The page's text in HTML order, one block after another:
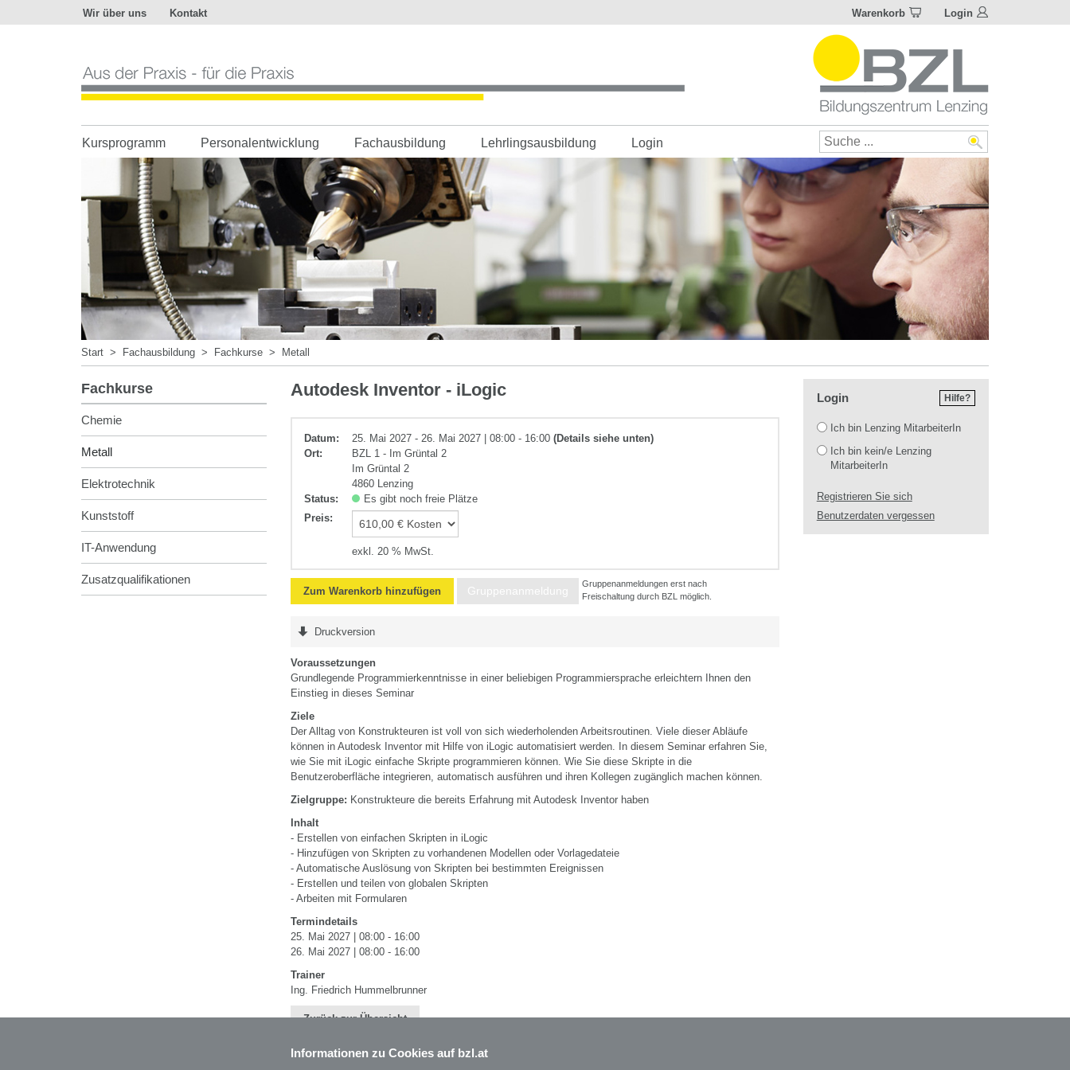
Wir über uns Kontakt Warenkorb Login
der
Praxis
-
die
Praxis
Kursprogramm Personalentwicklung Fachausbildung Lehrlingsausbildung Login
Start > Fachausbildung > Fachkurse > Metall
Fachkurse
Chemie
Metall
Elektrotechnik
Kunststoff
IT-Anwendung
Zusatzqualifikationen
Metall
Autodesk Inventor - iLogic
Datum: 25. Mai 2027 - 26. Mai 2027 | 08:00 - 16:00(Details siehe unten)
Ort:
BZL 1 - Im Grüntal 2
Im Grüntal 2
4860 Lenzing
Status:
Es gibt noch freie Plätze
Preis:
exkl. 20 % MwSt.
Zum Warenkorb hinzufügen Gruppenanmeldung
Gruppenanmeldungen erst nach
Freischaltung durch BZL möglich.
Druckversion
Voraussetzungen
Grundlegende Programmierkenntnisse in einer beliebigen Programmiersprache erleichtern Ihnen den
Einstieg in dieses Seminar
Ziele
Der Alltag von Konstrukteuren ist voll von sich wiederholenden Arbeitsroutinen. Viele dieser Abläufe
können in Autodesk Inventor mit Hilfe von iLogic automatisiert werden. In diesem Seminar erfahren Sie,
wie Sie mit iLogic einfache Skripte programmieren können. Wie Sie diese Skripte in die
Benutzeroberfläche integrieren, automatisch ausführen und ihren Kollegen zugänglich machen können.
Zielgruppe: Konstrukteure die bereits Erfahrung mit Autodesk Inventor haben
Inhalt
- Erstellen von einfachen Skripten in iLogic
- Hinzufügen von Skripten zu vorhandenen Modellen oder Vorlagedateie
- Automatische Auslösung von Skripten bei bestimmten Ereignissen
- Erstellen und teilen von globalen Skripten
- Arbeiten mit Formularen
Termindetails
25. Mai 2027 | 08:00 - 16:00
26. Mai 2027 | 08:00 - 16:00
Trainer
Ing. Friedrich Hummelbrunner
Zurück zur Übersicht
Hilfe?
Login
Ich bin Lenzing MitarbeiterIn
Ich bin kein/e Lenzing
MitarbeiterIn
Registrieren Sie sich
Benutzerdaten vergessen
Informationen zu Cookies auf bzl.at